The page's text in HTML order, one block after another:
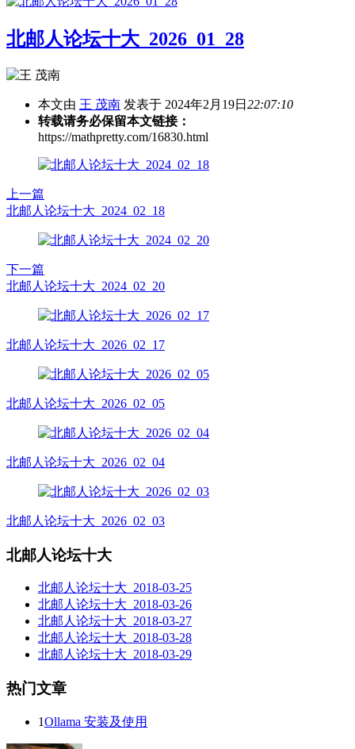
北邮人论坛十大_2026_01_28
本文由 王 茂南 发表于 2024年2月19日 22:07:10
转载请务必保留本文链接：
https://mathpretty.com/16830.html
上一篇
北邮人论坛十大_2024_02_18
下一篇
北邮人论坛十大_2024_02_20
北邮人论坛十大_2026_02_17
北邮人论坛十大_2026_02_05
北邮人论坛十大_2026_02_04
北邮人论坛十大_2026_02_03
北邮人论坛十大
北邮人论坛十大_2018-03-25
北邮人论坛十大_2018-03-26
北邮人论坛十大_2018-03-27
北邮人论坛十大_2018-03-28
北邮人论坛十大_2018-03-29
热门文章
1Ollama 安装及使用